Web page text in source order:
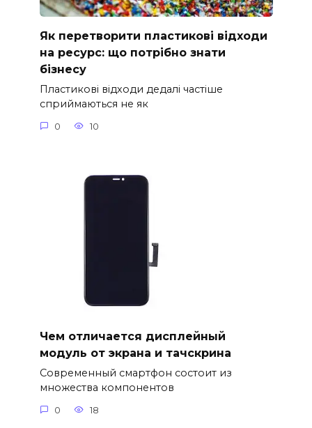
Як перетворити пластикові відходи
на ресурс: що потрібно знати
бізнесу
Пластикові відходи дедалі частіше
сприймаються не як
0 10
Чем отличается дисплейный
модуль от экрана и тачскрина
Современный смартфон состоит из
множества компонентов
0 18